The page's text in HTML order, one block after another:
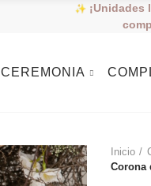
¡Unidades
CEREMONIA
Inicio
Corona